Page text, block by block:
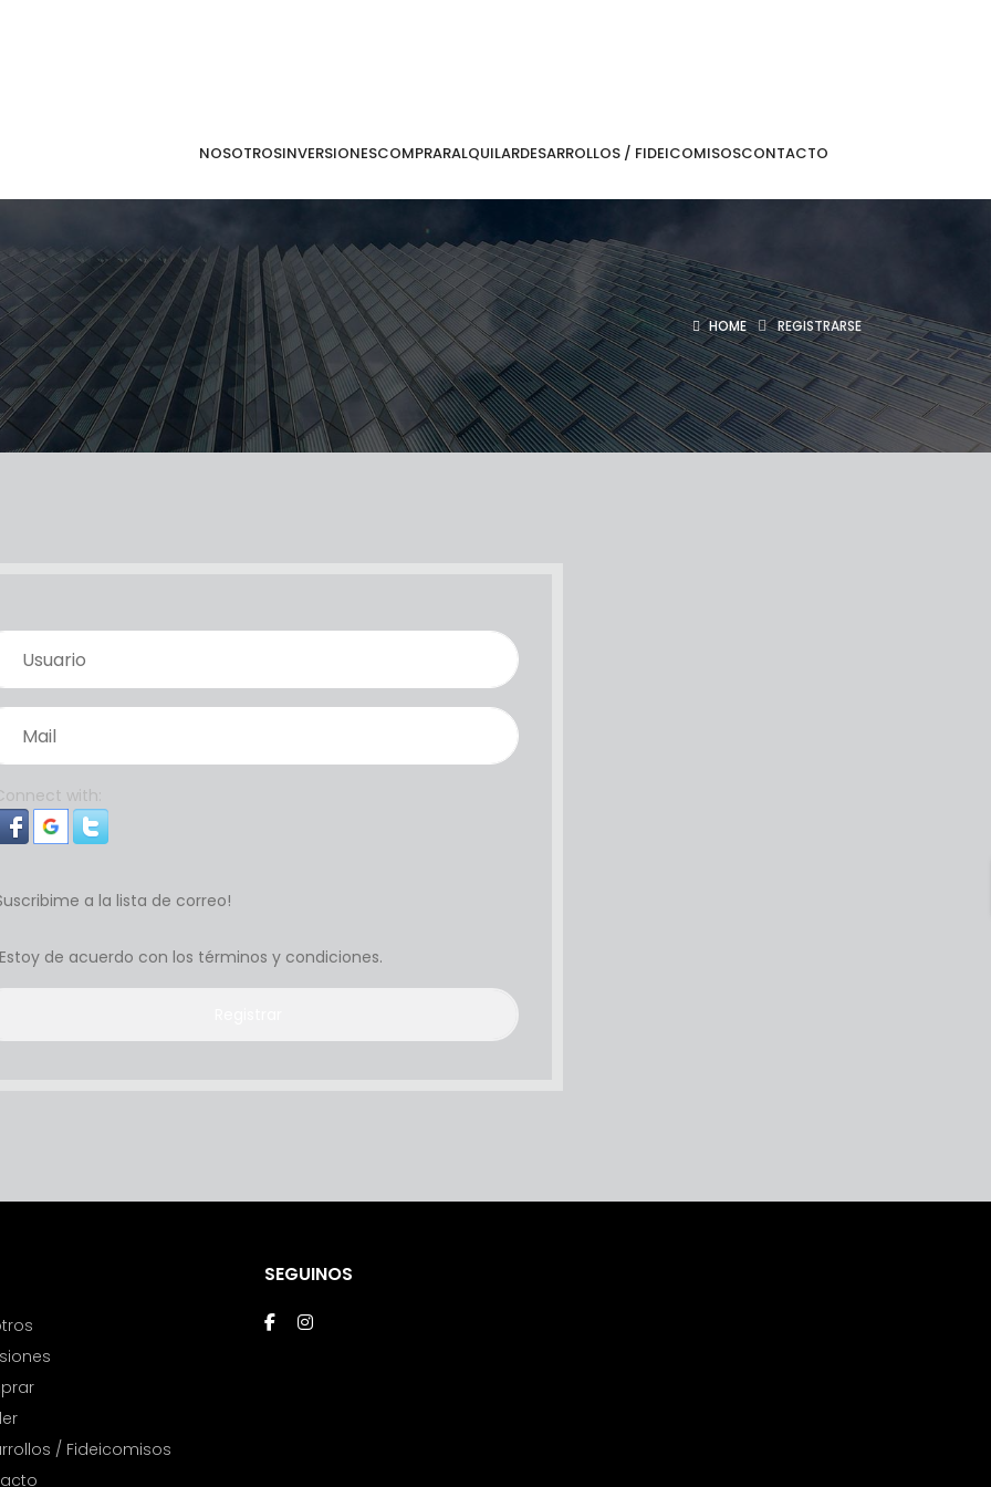
NOSOTROSINVERSIONESCOMPRARALQUILARDESARROLLOS / FIDEICOMISOSCONTACTO
HOME REGISTRARSE
with:
a la lista de correo!
Estoy de acuerdo con los términos y condiciones.
/ Fideicomisos
SEGUINOS